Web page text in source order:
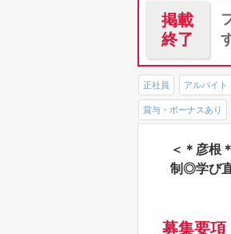
掲載
終了
正社員 アルバイト
賞与・ボーナスあり
＜＊彦根
制◎学び
募集要項